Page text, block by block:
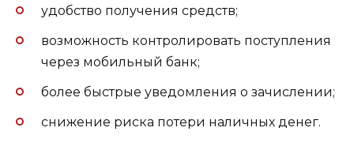
удобство получения средств;
возможность контролировать поступления
через мобильный банк;
более быстрые уведомления о зачислении;
снижение риска потери наличных денег.